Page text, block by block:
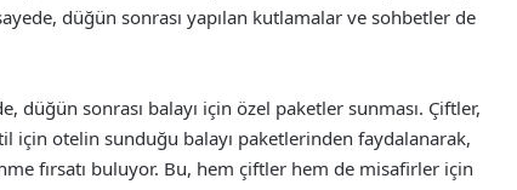
düğün sonrası yapılan kutlamalar ve sohbetler de
düğün sonrası balayı için özel paketler sunması. Çiftler,
otelin sunduğu balayı paketlerinden faydalanarak,
fırsatı buluyor. Bu, hem çiftler hem de misafirler için